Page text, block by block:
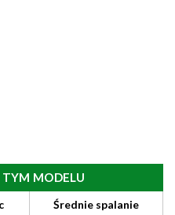
TYM MODELU
Średnie spalanie